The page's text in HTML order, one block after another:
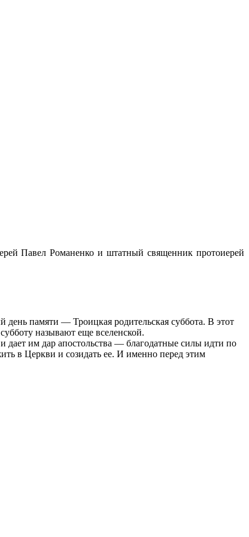
Павел Романенко и штатный священник протоиерей
памяти — Троицкая родительская суббота. В этот
называют еще вселенской.
им дар апостольства — благодатные силы идти по
в Церкви и созидать ее. И именно перед этим